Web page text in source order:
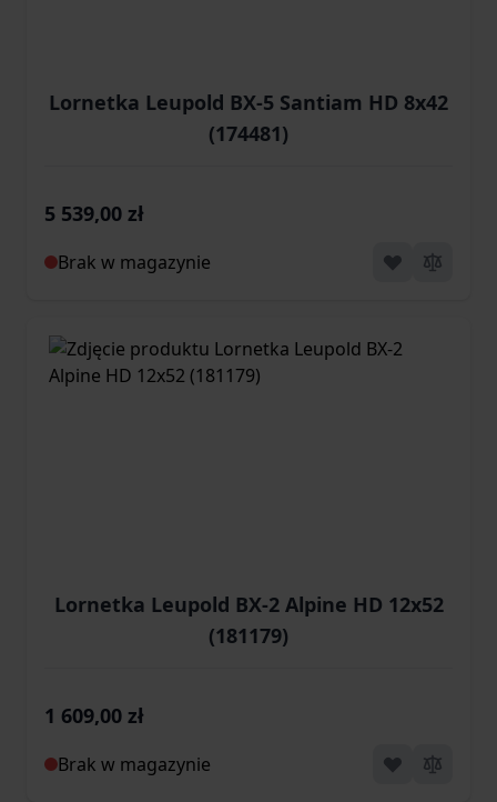
Lornetka Leupold BX-5 Santiam HD 8x42
(174481)
5 539,00 zł
Brak w magazynie
Lornetka Leupold BX-2 Alpine HD 12x52
(181179)
1 609,00 zł
Brak w magazynie